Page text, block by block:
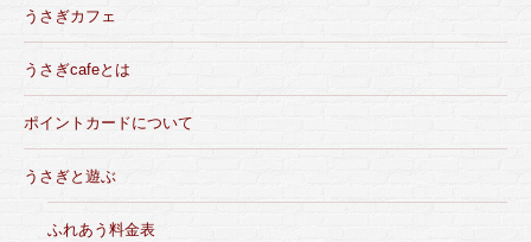
うさぎカフェ
うさぎcafeとは
ポイントカードについて
うさぎと遊ぶ
ふれあう料金表